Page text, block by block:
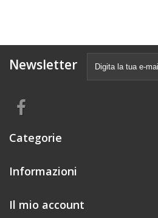
Newsletter
Categorie
Informazioni
Il mio account